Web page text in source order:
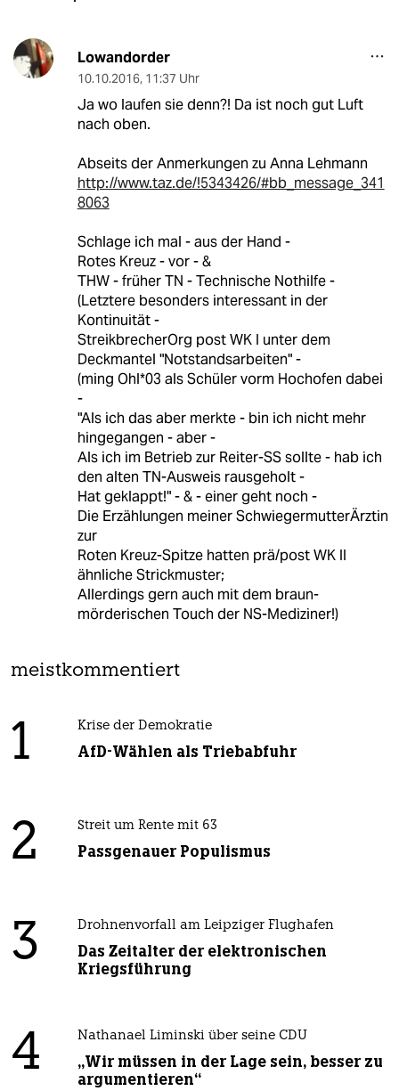
Lowandorder
10.10.2016, 11:37 Uhr
Ja wo laufen sie denn?! Da ist noch gut Luft
nach oben.
Abseits der Anmerkungen zu Anna Lehmann
http://www.taz.de/!5343426/#bb_message_341
8063
Schlage ich mal - aus der Hand -
Rotes Kreuz - vor - &
THW - früher TN - Technische Nothilfe -
(Letztere besonders interessant in der
Kontinuität -
StreikbrecherOrg post WK I unter dem
Deckmantel "Notstandsarbeiten" -
(ming Ohl*03 als Schüler vorm Hochofen dabei
-
"Als ich das aber merkte - bin ich nicht mehr
hingegangen - aber -
Als ich im Betrieb zur Reiter-SS sollte - hab ich
den alten TN-Ausweis rausgeholt -
Hat geklappt!" - & - einer geht noch -
Die Erzählungen meiner SchwiegermutterÄrztin
zur
Roten Kreuz-Spitze hatten prä/post WK II
ähnliche Strickmuster;
Allerdings gern auch mit dem braun-
mörderischen Touch der NS-Mediziner!)
meistkommentiert
1 Krise der Demokratie
AfD-Wählen als Triebabfuhr
2 Streit um Rente mit 63
Passgenauer Populismus
3 Drohnenvorfall am Leipziger Flughafen
Das Zeitalter der elektronischen
Kriegsführung
4 Nathanael Liminski über seine CDU
„Wir müssen in der Lage sein, besser zu
argumentieren“